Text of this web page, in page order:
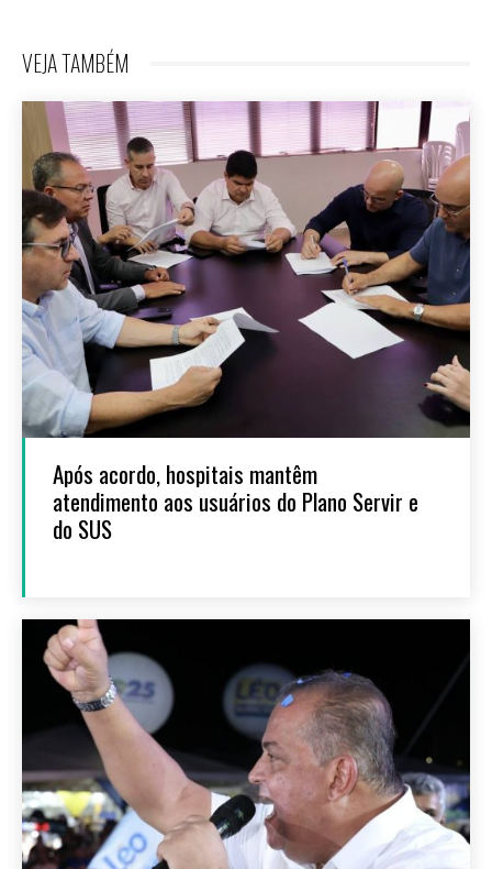
VEJA TAMBÉM
Após acordo, hospitais mantêm
atendimento aos usuários do Plano Servir e
do SUS